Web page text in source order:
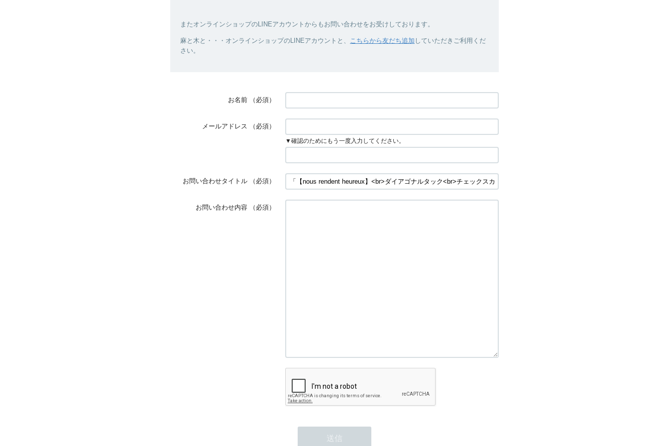
またオンラインショップのLINEアカウントからもお問い合わせをお受けしております。
麻と木と・・・オンラインショップのLINEアカウントと、 こちらから友だち追加 していただきご利用くだ
さい。
お名前 （必須）
メールアドレス （必須）
▼確認のためにもう一度入力してください。
お問い合わせタイトル （必須）
お問い合わせ内容 （必須）